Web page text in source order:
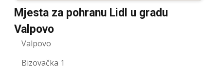
Mjesta za pohranu Lidl u gradu
Valpovo
Valpovo
Bizovačka 1